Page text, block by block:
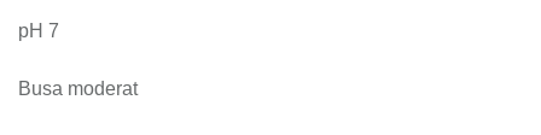
pH 7
Busa moderat